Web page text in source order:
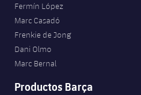
Fermín López
Marc Casadó
Frenkie de Jong
Dani Olmo
Marc Bernal
Productos Barça